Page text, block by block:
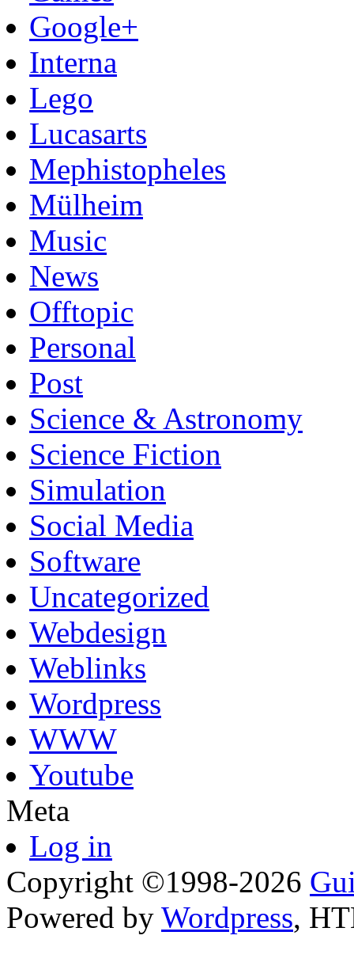
Google+
Interna
Lego
Lucasarts
Mephistopheles
Mülheim
Music
News
Offtopic
Personal
Post
Science & Astronomy
Science Fiction
Simulation
Social Media
Software
Uncategorized
Webdesign
Weblinks
Wordpress
WWW
Youtube
Meta
Log in
Copyright ©1998-2026
Powered by Wordpress,